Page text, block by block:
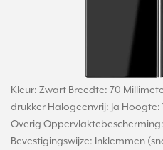
Kleur: Zwart Breedte: 70
drukker Halogeenvrij: Ja
Overig
Bevestigingswijze: Inklemmen